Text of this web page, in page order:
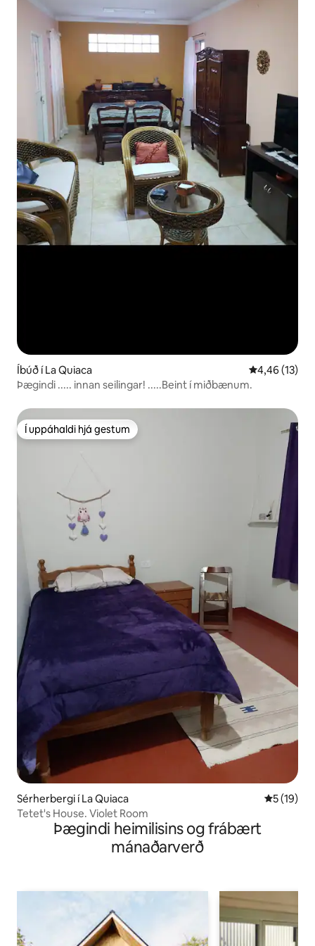
Íbúð í La Quiaca 4,46 af 5 í
4,46 (13)
Þægindi ..... innan seilingar! .....Beint í miðbænum.
Í uppáhaldi hjá gestum
Í uppáhaldi hjá gestum
Sérherbergi í La Quiaca 5 af 5 í
5 (19)
Tetet's House. Violet Room
Þægindi heimilisins og frábært
mánaðarverð